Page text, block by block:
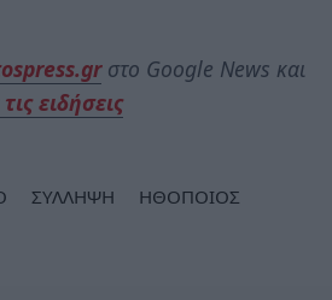
στο Google News και
ειδήσεις
ΣΥΛΛΗΨΗ
ΗΘΟΠΟΙΟΣ